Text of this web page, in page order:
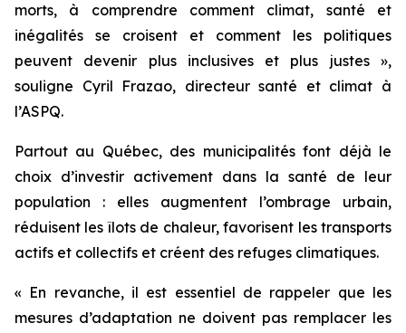
morts, à comprendre comment climat, santé et
inégalités se croisent et comment les politiques
peuvent devenir plus inclusives et plus justes »,
souligne Cyril Frazao, directeur santé et climat à
l’ASPQ.
Partout au Québec, des municipalités font déjà le
choix d’investir activement dans la santé de leur
population : elles augmentent l’ombrage urbain,
réduisent les îlots de chaleur, favorisent les transports
actifs et collectifs et créent des refuges climatiques.
« En revanche, il est essentiel de rappeler que les
mesures d’adaptation ne doivent pas remplacer les